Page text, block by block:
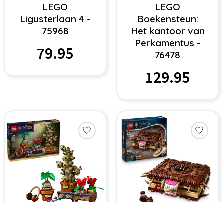
LEGO
Ligusterlaan 4 -
75968
79.95
LEGO
Boekensteun:
Het kantoor van
Perkamentus -
76478
129.95